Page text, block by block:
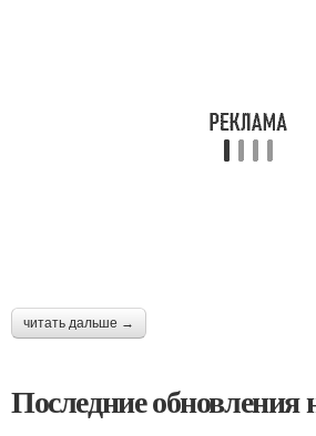
читать дальше →
Последние обновления